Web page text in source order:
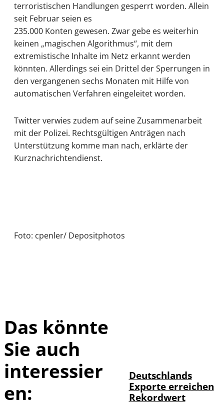
terroristischen Handlungen gesperrt worden. Allein
seit Februar seien es
235.000 Konten gewesen. Zwar gebe es weiterhin
keinen „magischen Algorithmus“, mit dem
extremistische Inhalte im Netz erkannt werden
könnten. Allerdings sei ein Drittel der Sperrungen in
den vergangenen sechs Monaten mit Hilfe von
automatischen Verfahren eingeleitet worden.
Twitter verwies zudem auf seine Zusammenarbeit
mit der Polizei. Rechtsgültigen Anträgen nach
Unterstützung komme man nach, erklärte der
Kurznachrichtendienst.
Foto: cpenler/ Depositphotos
Das könnte
Sie auch
interessier
en:
Deutschlands
Exporte erreichen
Rekordwert